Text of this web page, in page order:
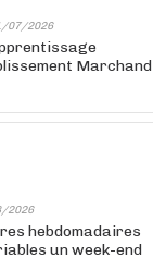
07/2026
Marchand
2026
hebdomadaires
un week-end